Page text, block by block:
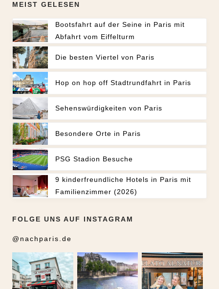
MEIST GELESEN
Bootsfahrt auf der Seine in Paris mit
Abfahrt vom Eiffelturm
Die besten Viertel von Paris
Hop on hop off Stadtrundfahrt in Paris
Sehenswürdigkeiten von Paris
Besondere Orte in Paris
PSG Stadion Besuche
9 kinderfreundliche Hotels in Paris mit
Familienzimmer (2026)
FOLGE UNS AUF INSTAGRAM
@nachparis.de